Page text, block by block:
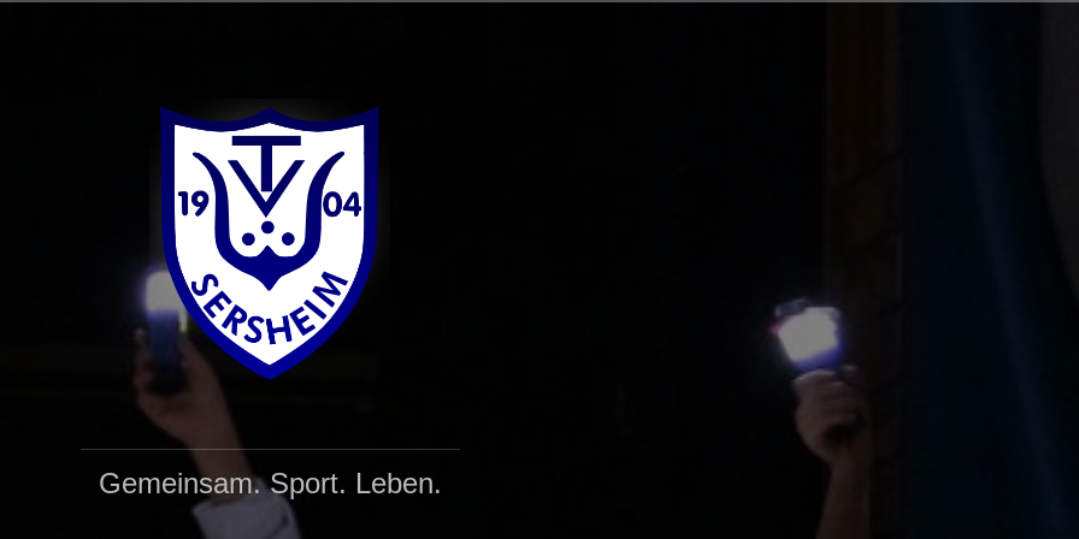
Gemeinsam. Sport. Leben.